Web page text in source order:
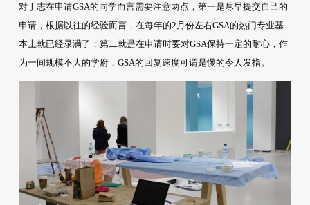
对于志在申请GSA的同学而言需要注意两点，第一是尽早提交自己的
申请，根据以往的经验而言，在每年的2月份左右GSA的热门专业基
本上就已经录满了；第二就是在申请时要对GSA保持一定的耐心，作
为一间规模不大的学府，GSA的回复速度可谓是慢的令人发指。